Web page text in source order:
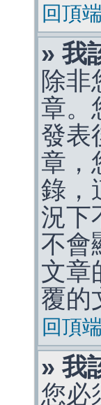
回頂端
» 我
除非
章。
發表
章，
錄，
況下
不會
文章
覆的
回頂端
» 我
您必